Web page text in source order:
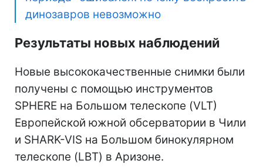
динозавров невозможно
Результаты новых наблюдений
Новые высококачественные снимки были
получены с помощью инструментов
SPHERE на Большом телескопе (VLT)
Европейской южной обсерватории в Чили
и SHARK-VIS на Большом бинокулярном
телескопе (LBT) в Аризоне.